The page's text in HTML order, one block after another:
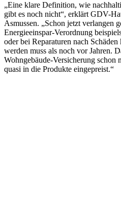
„Eine klare Definition, wie
gibt es noch nicht“, erklärt GDV-
Asmussen. „Schon jetzt verlangen
Energieeinspar-Verordnung
oder bei Reparaturen nach
werden muss als noch vor Jahren.
Wohngebäude-Versicherung schon
quasi in die Produkte eingepreist.“